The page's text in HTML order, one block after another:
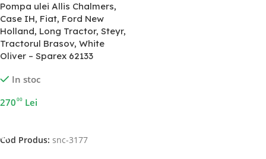
Pompa ulei Allis Chalmers,
Case IH, Fiat, Ford New
Holland, Long Tractor, Steyr,
Tractorul Brasov, White
Oliver – Sparex 62133
In stoc
27000 Lei
Cod Produs: snc-3177